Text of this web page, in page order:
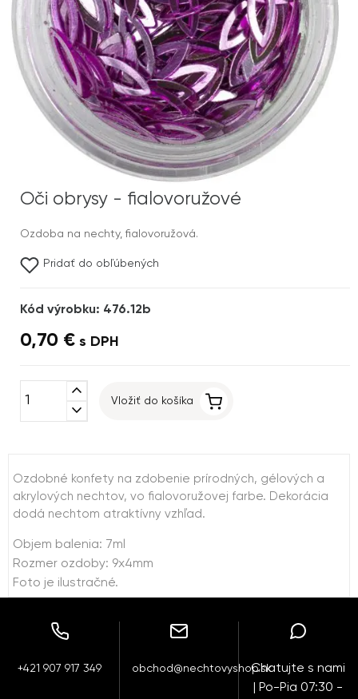
Oči obrysy - fialovoružové
Ozdoba na nechty, fialovoružová.
Pridať do obľúbených
Kód výrobku: 476.12b
0,70 € s DPH
expand_less
expand_more
Vložiť do košíka
Ozdobné konfety na zdobenie prírodných, gélových a
akrylových nechtov, vo fialovoružovej farbe. Dekorácia
dodá nechtom atraktívny vzhľad.
Objem balenia: 7ml
Rozmer ozdoby: 9x4mm
Foto je ilustračné.
+421 907 917 349 obchod@nechtovyshop.skChatujte s nami
| Po-Pia 07:30 -